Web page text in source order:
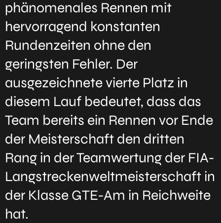
phänomenales Rennen mit
hervorragend konstanten
Rundenzeiten ohne den
geringsten Fehler. Der
ausgezeichnete vierte Platz in
diesem Lauf bedeutet, dass das
Team bereits ein Rennen vor Ende
der Meisterschaft den dritten
Rang in der Teamwertung der FIA-
Langstreckenweltmeisterschaft in
der Klasse GTE-Am in Reichweite
hat.